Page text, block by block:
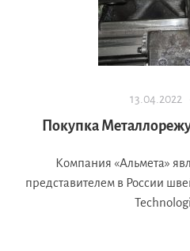
13.04.2022
Покупка
Компания «Альмета»
представителем в России